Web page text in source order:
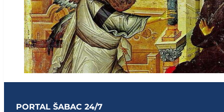
PORTAL ŠABAC 24/7